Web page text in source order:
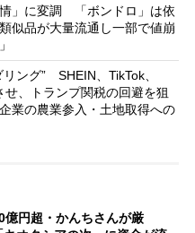
」に変調 「ボンドロ」は依
似品が大量流通し一部で値崩
ング” SHEIN、TikTok、
、トランプ関税の回避を狙
業の農業参入・土地取得への
億円超・かんちさんが厳